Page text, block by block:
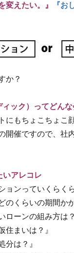
変えたい。』 『お
か？
ィック）ってどんな
にもちょこちょこ
開催ですので、社
いアレコレ
ョンっていくらく
のくらいの期間か
ローンの組み方は？
住まいは？』
分は？』